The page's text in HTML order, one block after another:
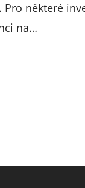
Pro některé
na…